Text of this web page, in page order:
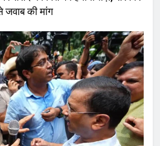
जवाब की मांग